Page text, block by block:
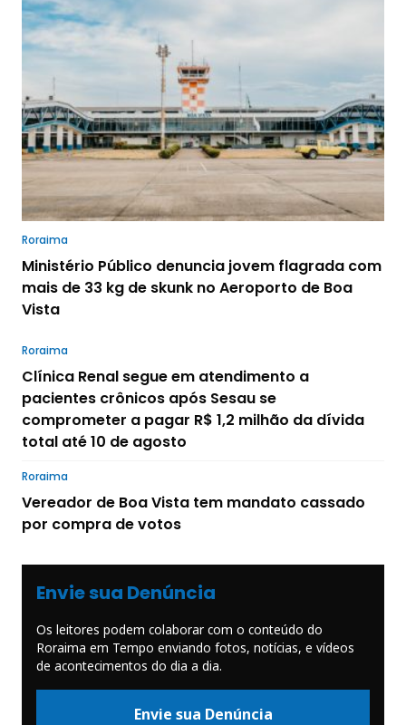
Roraima
Ministério Público denuncia jovem flagrada com
mais de 33 kg de skunk no Aeroporto de Boa
Vista
Roraima
Clínica Renal segue em atendimento a
pacientes crônicos após Sesau se
comprometer a pagar R$ 1,2 milhão da dívida
total até 10 de agosto
Roraima
Vereador de Boa Vista tem mandato cassado
por compra de votos
Envie sua Denúncia
Os leitores podem colaborar com o conteúdo do
Roraima em Tempo enviando fotos, notícias, e vídeos
de acontecimentos do dia a dia.
Envie sua Denúncia